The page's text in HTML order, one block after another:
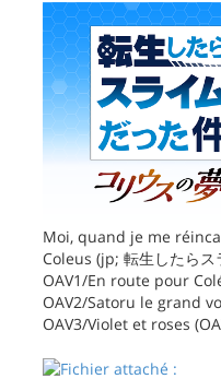
Moi, quand je me
Coleus (jp; 転生したら
OAV1/En route pour
OAV2/Satoru le grand
OAV3/Violet et roses